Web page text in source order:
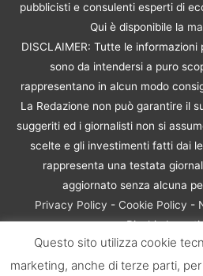
pubblicisti e consulenti esperti di
Qui è disponibile la
DISCLAIMER: Tutte le
sono da intendersi a puro
rappresentano in alcun modo
La Redazione non può garantire il
suggeriti ed i giornalisti non si
scelte e gli investimenti fatti dai
rappresenta una testata
aggiornato senza alcuna
Privacy Policy - Cookie Policy -
Rischio
BancheItalia.it Copyright © 2021.
P.IVA 10673901004 | Contenuti di
Questo sito utilizza cookie
marketing, anche di terze parti,